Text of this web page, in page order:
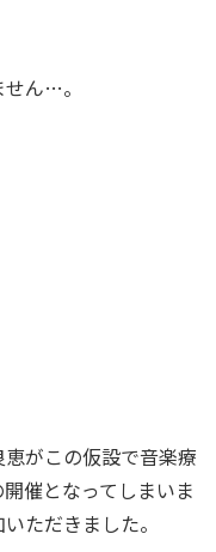
ん…。
がこの仮設で音楽療
催となってしまいま
ただきました。